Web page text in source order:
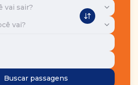
vai sair?
vai?
Buscar passagens